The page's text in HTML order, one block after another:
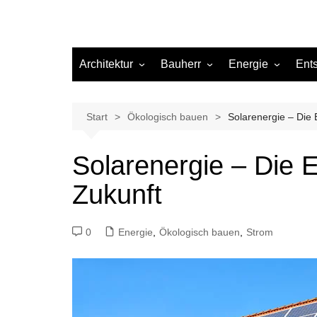
Architektur Bauherr
Beleuchtung
Materialien
Sanierung
Hygiene
Energie
Gas
Start Ökologisch bauen Solarenergie – Die
Solarenergie – Die
Zukunft
0 Energie Ökologisch bauen Strom